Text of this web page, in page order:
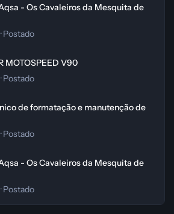
- Os Cavaleiros da Mesquita de
Postado
MOTOSPEED V90
Postado
de formatação e manutenção de
Postado
- Os Cavaleiros da Mesquita de
Postado